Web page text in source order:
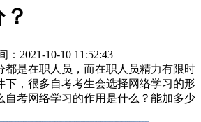
：2021-10-10 11:52:43
都是在职人员，而在职人员精力有限时
下，很多自考考生会选择网络学习的形
自考网络学习的作用是什么？能加多少